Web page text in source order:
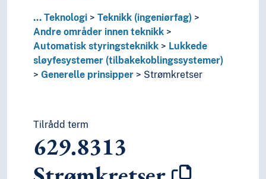
... Teknologi
Teknikk (ingeniørfag)
Andre områder innen teknikk
Automatisk styringsteknikk
Lukkede
sløyfesystemer (tilbakekoblingssystemer)
Generelle prinsipper
Strømkretser
Tilrådd term
629.8313